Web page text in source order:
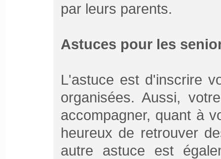
par leurs parents.
Astuces pour les
L'astuce est d'inscrire
organisées. Aussi,
accompagner, quant à
heureux de retrouver
autre astuce est